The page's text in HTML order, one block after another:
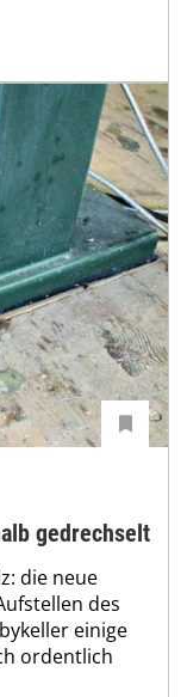
gedrechselt
die neue
des
einige
ordentlich